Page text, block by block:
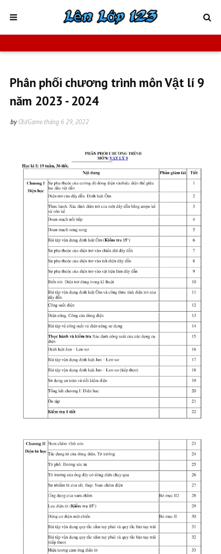
Phân phối chương trình môn Vật lí 9
năm 2023 - 2024
by OldGame tháng 6 29, 2022